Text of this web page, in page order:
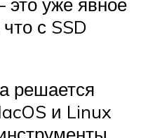
с SSD
решается
и Linux